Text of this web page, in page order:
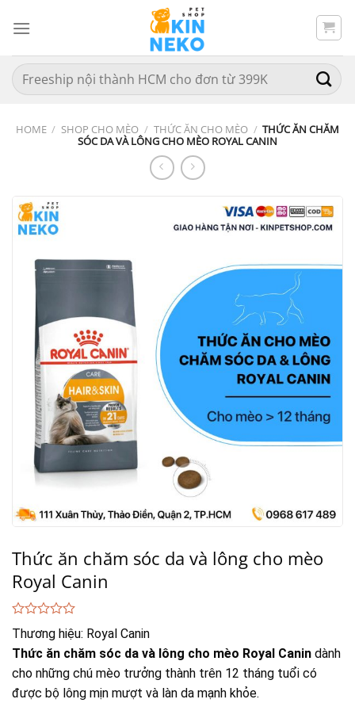
đến
dung
Search
for:
HOME / SHOP CHO MÈO / THỨC ĂN CHO MÈO / THỨC ĂN CHĂM
SÓC DA VÀ LÔNG CHO MÈO ROYAL CANIN
Thức ăn chăm sóc da và lông cho mèo
Royal Canin
0
out
of
Thương hiệu: Royal Canin
Thức ăn chăm sóc da và lông cho mèo Royal Canin dành
cho những chú mèo trưởng thành trên 12 tháng tuổi có
được bộ lông mịn mượt và làn da mạnh khỏe.